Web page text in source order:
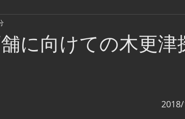
Life America
に向けての木更津